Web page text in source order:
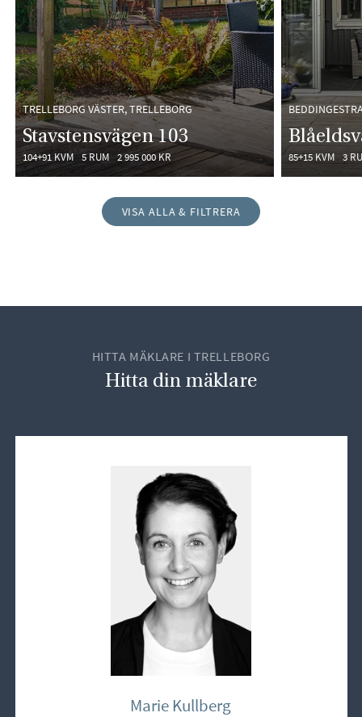
TRELLEBORG VÄSTER, TRELLEBORG
Stavstensvägen 103
104+91 KVM 5 RUM 2 995 000 KR 85+15 KVM 3
VISA ALLA & FILTRERA
HITTA MÄKLARE I TRELLEBORG
Hitta din mäklare
Marie Kullberg